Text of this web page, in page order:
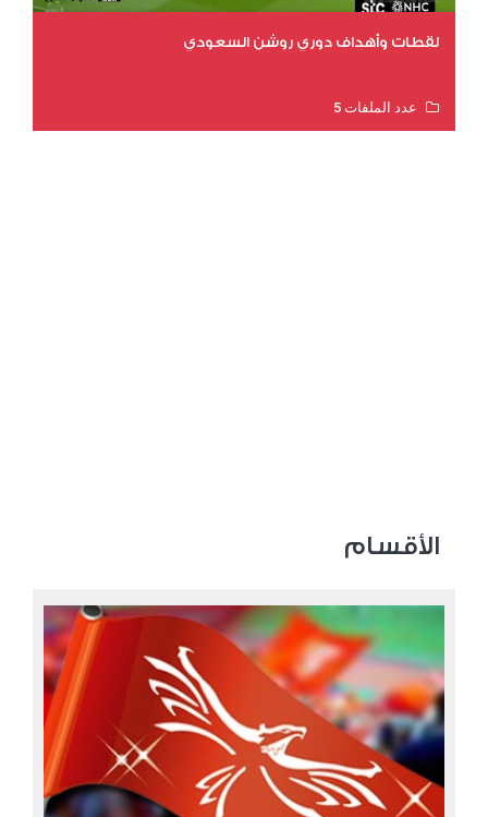
لقطات وأهداف دوري روشن السعودي
عدد الملفات 5
الأقسام